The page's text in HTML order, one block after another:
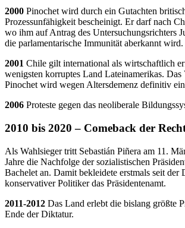
2000 Pinochet wird durch ein Gutachten
Prozessunfähigkeit bescheinigt. Er darf nach
wo ihm auf Antrag des Untersuchungsrichters
die parlamentarische Immunität aberkannt wird.
2001 Chile gilt international als wirtschaftlich
wenigsten korruptes Land Lateinamerikas. Das
Pinochet wird wegen Altersdemenz definitiv
2006 Proteste gegen das neoliberale
2010 bis 2020 – Comeback der
Als Wahlsieger tritt Sebastián Piñera am 11.
Jahre die Nachfolge der sozialistischen
Bachelet an. Damit bekleidete erstmals seit der
konservativer Politiker das Präsidentenamt.
2011-2012 Das Land erlebt die bislang größte
Ende der Diktatur.